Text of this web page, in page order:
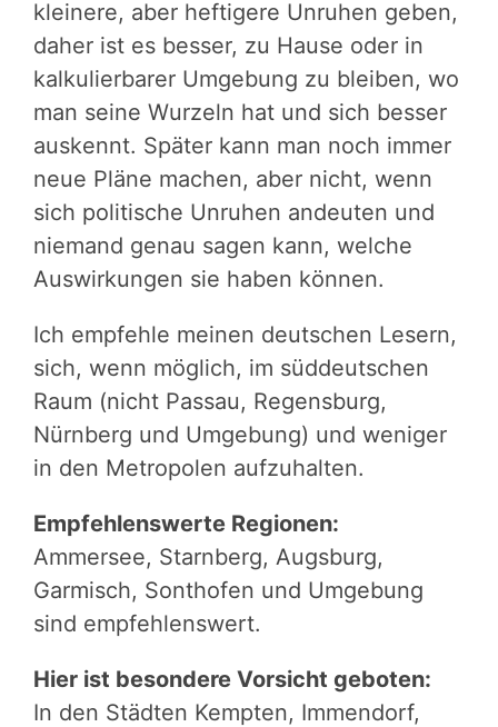
kleinere, aber heftigere Unruhen geben,
daher ist es besser, zu Hause oder in
kalkulierbarer Umgebung zu bleiben, wo
man seine Wurzeln hat und sich besser
auskennt. Später kann man noch immer
neue Pläne machen, aber nicht, wenn
sich politische Unruhen andeuten und
niemand genau sagen kann, welche
Auswirkungen sie haben können.
Ich empfehle meinen deutschen Lesern,
sich, wenn möglich, im süddeutschen
Raum (nicht Passau, Regensburg,
Nürnberg und Umgebung) und weniger
in den Metropolen aufzuhalten.
Empfehlenswerte Regionen:
Ammersee, Starnberg, Augsburg,
Garmisch, Sonthofen und Umgebung
sind empfehlenswert.
Hier ist besondere Vorsicht geboten:
In den Städten Kempten, Immendorf,